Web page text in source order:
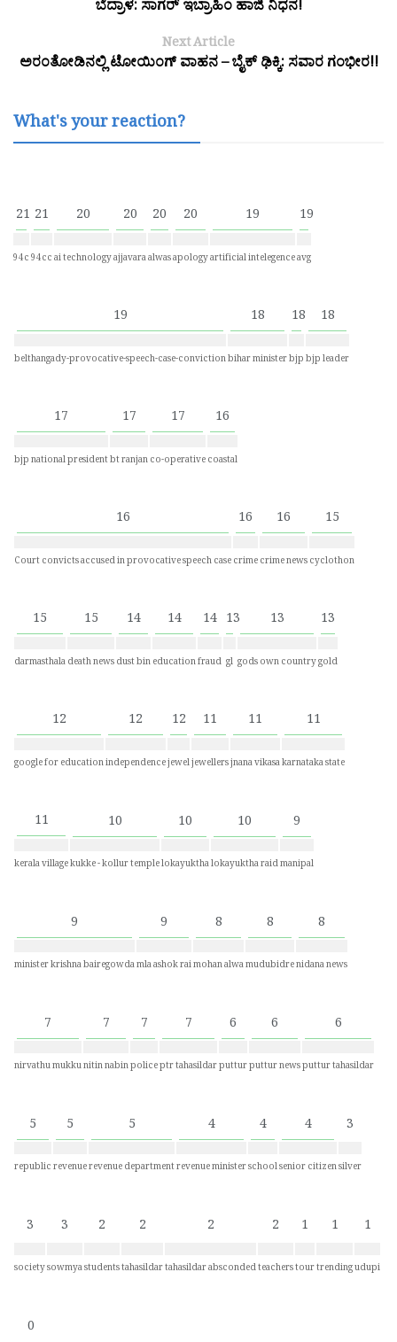
ಬೆದ್ರಾಳ: ಸಾಗರ್ ಇಬ್ರಾಹಿಂ ಹಾಜಿ ನಿಧನ!
Next Article
ಅರಂತೋಡಿನಲ್ಲಿ ಟೋಯಿಂಗ್ ವಾಹನ – ಬೈಕ್ ಢಿಕ್ಕಿ: ಸವಾರ ಗಂಭೀರ!!
What's your reaction?
21
94c
21
94cc
20
ai technology
20
ajjavara
20
alwas
20
apology
19
artificial intelegence
19
avg
19
belthangady-provocative-speech-case-conviction
18
bihar minister
18
bjp
18
bjp leader
17
bjp national president
17
bt ranjan
17
co-operative
16
coastal
16
Court convicts accused in provocative speech case
16
crime
16
crime news
15
cyclothon
15
darmasthala
15
death news
14
dust bin
14
education
14
fraud
13
gl
13
gods own country
13
gold
12
google for education
12
independence
12
jewel
11
jewellers
11
jnana vikasa
11
karnataka state
11
kerala village
10
kukke - kollur temple
10
lokayuktha
10
lokayuktha raid
9
manipal
9
minister krishna bairegowda
9
mla ashok rai
8
mohan alwa
8
mudubidre
8
nidana news
7
nirvathu mukku
7
nitin nabin
7
police
7
ptr tahasildar
6
puttur
6
puttur news
6
puttur tahasildar
5
republic
5
revenue
5
revenue department
4
revenue minister
4
school
4
senior citizen
3
silver
3
society
3
sowmya
2
students
2
tahasildar
2
tahasildar absconded
2
teachers
1
tour
1
trending
1
udupi
0